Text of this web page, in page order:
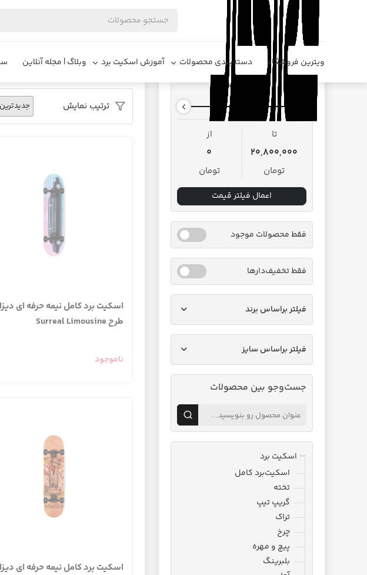
ویترین فروشگاه دسته‌بندی محصولات آموزش اسکیت برد وبلاگ | مجله آنلاین
محدوده قیمت
تا
20,800,000
تومان
از
0
تومان
اعمال فیلتر قیمت
فقط محصولات موجود
فقط تخفیف‌دارها
فیلتر براساس برند
فیلتر براساس سایز
جست‌وجو بین محصولات
اسکیت برد
اسکیت‌برد کامل
تخته
گریپ تیپ
تراک
چرخ
پیچ و مهره
بلبرینگ
فروشگاه دیزایر محصولات
ترتیب نمایش جدیدترین
اسکیت برد کامل نیمه حرفه ای
طرح Surreal Limousine
ناموجود
اسکیت برد کامل نیمه حرفه ای